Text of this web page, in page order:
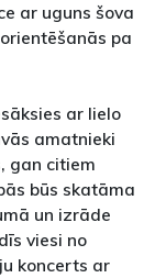
ar uguns šova
pa
ar lielo
amatnieki
gan citiem
būs skatāma
un izrāde
viesi no
koncerts ar